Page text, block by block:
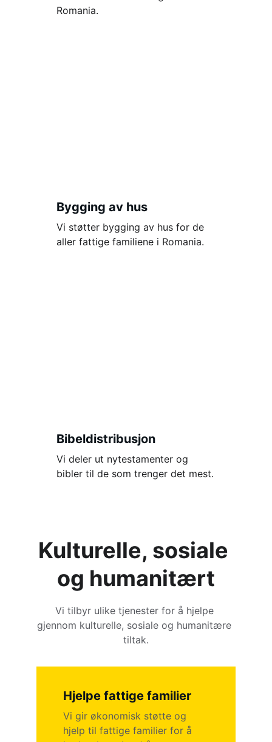
Romania.
Bygging av hus
Vi støtter bygging av hus for de
aller fattige familiene i Romania.
Bibeldistribusjon
Vi deler ut nytestamenter og
bibler til de som trenger det mest.
Kulturelle, sosiale
og humanitært
Vi tilbyr ulike tjenester for å hjelpe
gjennom kulturelle, sosiale og humanitære
tiltak.
Hjelpe fattige familier
Vi gir økonomisk støtte og
hjelp til fattige familier for å